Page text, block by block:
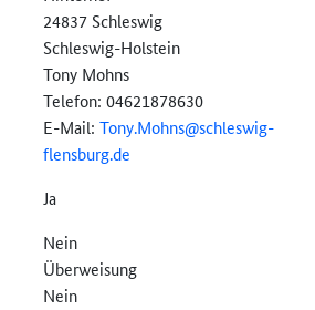
24837 Schleswig
Schleswig-Holstein
Tony Mohns
Telefon: 04621878630
E-Mail: Tony.Mohns@schleswig-
flensburg.de
Ja
Nein
Überweisung
Nein